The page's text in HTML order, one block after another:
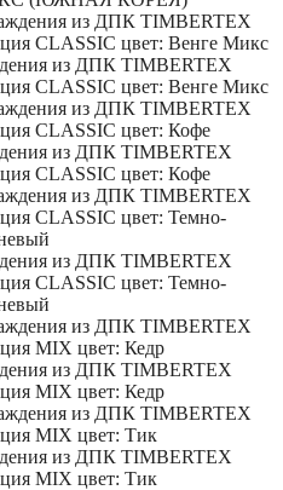
из ДПК TIMBERTEX
CLASSIC цвет: Венге Микс
из ДПК TIMBERTEX
CLASSIC цвет: Кофе
из ДПК TIMBERTEX
CLASSIC цвет: Темно-
из ДПК TIMBERTEX
MIX цвет: Кедр
из ДПК TIMBERTEX
MIX цвет: Тик